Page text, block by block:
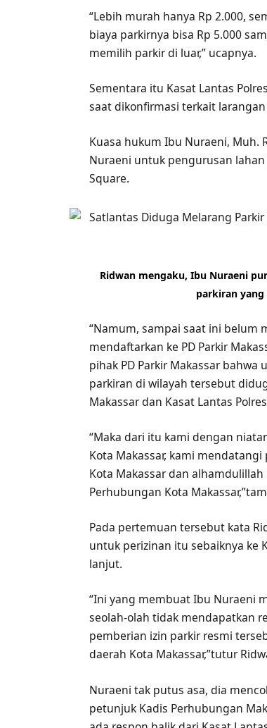
“Lebih murah hanya Rp 2.000,
biaya parkirnya bisa Rp 5.000
memilih parkir di luar,” ucapnya.
Sementara itu Kasat Lantas
saat dikonfirmasi terkait
Kuasa hukum Ibu Nuraeni, Muh.
Nuraeni untuk pengurusan
Square.
Ridwan mengaku, Ibu Nuraeni
parkiran yang
“Namum, sampai saat ini belum
mendaftarkan ke PD Parkir
pihak PD Parkir Makassar
parkiran di wilayah tersebut
Makassar dan Kasat Lantas
“Maka dari itu kami dengan
Kota Makassar, kami
Kota Makassar dan
Perhubungan Kota
Pada pertemuan tersebut kata
untuk perizinan itu sebaiknya ke
lanjut.
“Ini yang membuat Ibu Nuraeni
seolah-olah tidak mendapatkan
pemberian izin parkir resmi
daerah Kota Makassar,”tutur
Nuraeni tak putus asa, dia
petunjuk Kadis Perhubungan